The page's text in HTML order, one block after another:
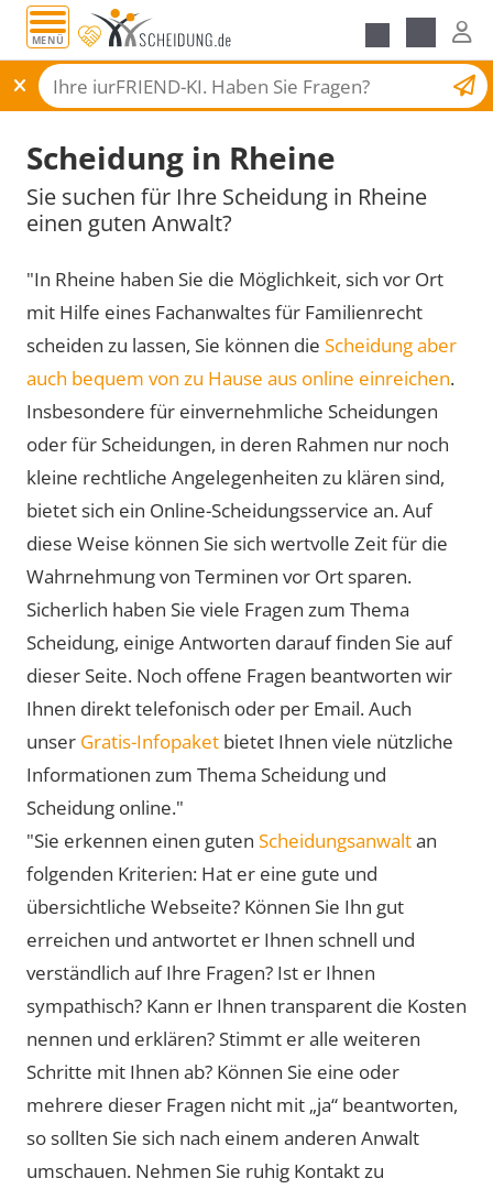
MENÜ
Scheidungsantrag
Scheidung in Rheine
Sie suchen für Ihre Scheidung in Rheine
einen guten Anwalt?
"In Rheine haben Sie die Möglichkeit, sich vor Ort
mit Hilfe eines Fachanwaltes für Familienrecht
scheiden zu lassen, Sie können die Scheidung aber
auch bequem von zu Hause aus online einreichen.
Insbesondere für einvernehmliche Scheidungen
oder für Scheidungen, in deren Rahmen nur noch
kleine rechtliche Angelegenheiten zu klären sind,
bietet sich ein Online-Scheidungsservice an. Auf
diese Weise können Sie sich wertvolle Zeit für die
Wahrnehmung von Terminen vor Ort sparen.
Sicherlich haben Sie viele Fragen zum Thema
Scheidung, einige Antworten darauf finden Sie auf
dieser Seite. Noch offene Fragen beantworten wir
Ihnen direkt telefonisch oder per Email. Auch
unser Gratis-Infopaket bietet Ihnen viele nützliche
Informationen zum Thema Scheidung und
Scheidung online."
"Sie erkennen einen guten Scheidungsanwaltan
folgenden Kriterien: Hat er eine gute und
übersichtliche Webseite? Können Sie Ihn gut
erreichen und antwortet er Ihnen schnell und
verständlich auf Ihre Fragen? Ist er Ihnen
sympathisch? Kann er Ihnen transparent die Kosten
nennen und erklären? Stimmt er alle weiteren
Schritte mit Ihnen ab? Können Sie eine oder
mehrere dieser Fragen nicht mit „ja“ beantworten,
so sollten Sie sich nach einem anderen Anwalt
umschauen. Nehmen Sie ruhig Kontakt zu